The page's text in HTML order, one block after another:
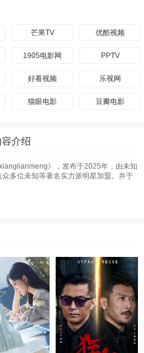
芒果TV 优酷视频
1905电影网 PPTV
好看视频 乐视网
猫眼电影 豆瓣电影
介绍
》，发布于2025年，由未知
多位未知等著名实力派明星加盟。并于